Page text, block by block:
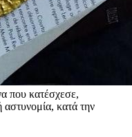
που κατέσχεσε,
κατά την